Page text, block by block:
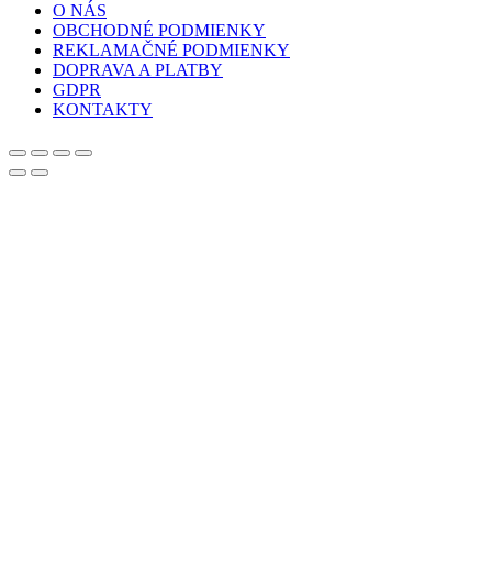
10.80€
O NÁS
OBCHODNÉ PODMIENKY
REKLAMAČNÉ PODMIENKY
DOPRAVA A PLATBY
GDPR
KONTAKTY